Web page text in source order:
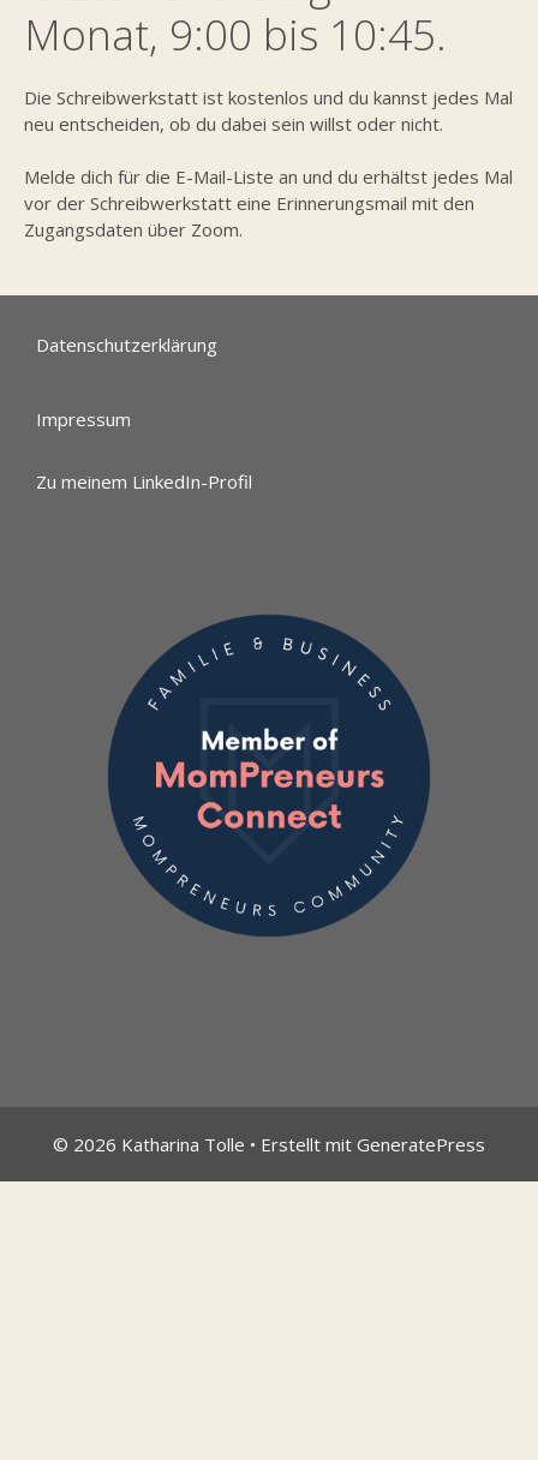
Monat, 9:00 bis 10:45.
Die Schreibwerkstatt ist kostenlos und du kannst jedes Mal
neu entscheiden, ob du dabei sein willst oder nicht.
Melde dich für die E-Mail-Liste an und du erhältst jedes Mal
vor der Schreibwerkstatt eine Erinnerungsmail mit den
Zugangsdaten über Zoom.
Datenschutzerklärung
Impressum
Zu meinem LinkedIn-Profil
© 2026 Katharina Tolle • Erstellt mit GeneratePress